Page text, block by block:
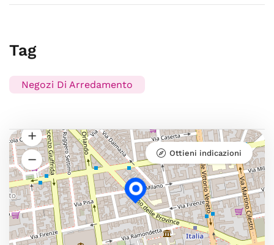
Tag
Negozi Di Arredamento
Ottieni indicazioni